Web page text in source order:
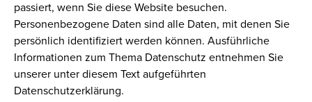
passiert, wenn Sie diese Website besuchen.
Personenbezogene Daten sind alle Daten, mit denen Sie
persönlich identifiziert werden können. Ausführliche
Informationen zum Thema Datenschutz entnehmen Sie
unserer unter diesem Text aufgeführten
Datenschutzerklärung.